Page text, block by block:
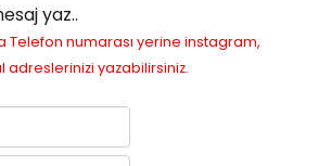
yaz..
Telefon numarası yerine instagram,
yazabilirsiniz.